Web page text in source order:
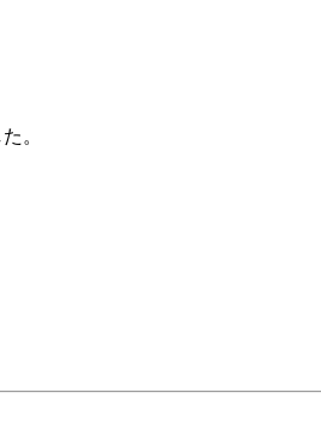
。